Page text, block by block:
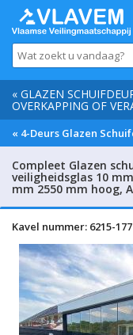
« GLAZEN
OVERKAPPING OF
« 4-Deurs Glazen
Compleet Glazen
veiligheidsglas 10
mm 2550 mm hoog,
Kavel nummer: 6215-177